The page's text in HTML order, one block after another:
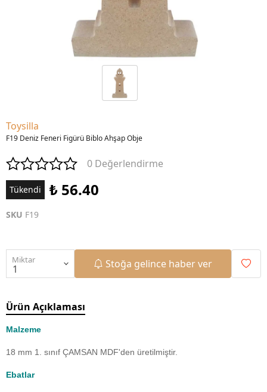
Toysilla
F19 Deniz Feneri Figürü Biblo Ahşap Obje
0 Değerlendirme
Tükendi ₺ 56.40
SKU F19
Miktar Stoğa gelince haber ver
Ürün Açıklaması
Malzeme
18 mm 1. sınıf ÇAMSAN MDF'den üretilmiştir.
Ebatlar